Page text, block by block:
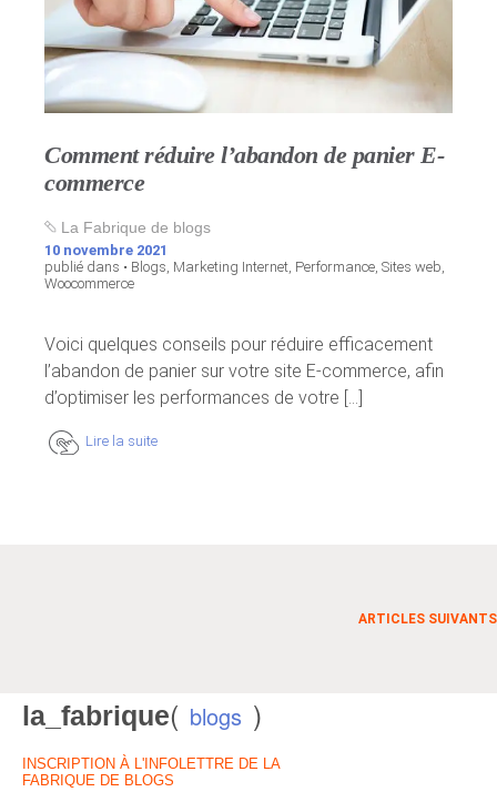
Comment réduire l’abandon de panier E-
commerce
La Fabrique de blogs
10 novembre 2021
publié dans • Blogs, Marketing Internet, Performance, Sites web,
Woocommerce
Voici quelques conseils pour réduire efficacement
l’abandon de panier sur votre site E-commerce, afin
d’optimiser les performances de votre [...]
Lire la suite
ARTICLES SUIVANTS
la_fabrique( blogs )
INSCRIPTION À L'INFOLETTRE DE LA
FABRIQUE DE BLOGS